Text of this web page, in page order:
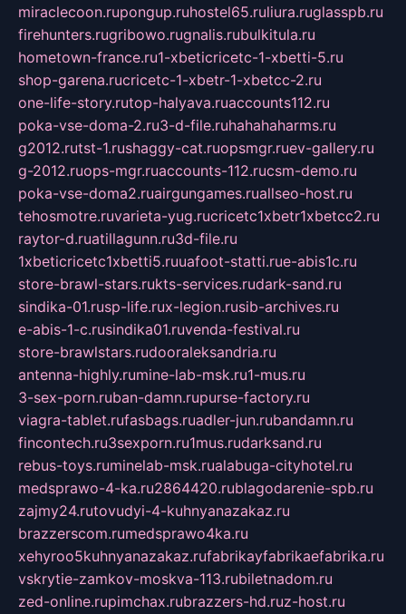
miraclecoon.rupongup.ruhostel65.ruliura.ruglasspb.ru
firehunters.rugribowo.rugnalis.rubulkitula.ru
hometown-france.ru1-xbeticricetc-1-xbetti-5.ru
shop-garena.rucricetc-1-xbetr-1-xbetcc-2.ru
one-life-story.rutop-halyava.ruaccounts112.ru
poka-vse-doma-2.ru3-d-file.ruhahahaharms.ru
g2012.rutst-1.rushaggy-cat.ruopsmgr.ruev-gallery.ru
g-2012.ruops-mgr.ruaccounts-112.rucsm-demo.ru
poka-vse-doma2.ruairgungames.ruallseo-host.ru
tehosmotre.ruvarieta-yug.rucricetc1xbetr1xbetcc2.ru
raytor-d.ruatillagunn.ru3d-file.ru
1xbeticricetc1xbetti5.ruuafoot-statti.rue-abis1c.ru
store-brawl-stars.rukts-services.rudark-sand.ru
sindika-01.rusp-life.rux-legion.rusib-archives.ru
e-abis-1-c.rusindika01.ruvenda-festival.ru
store-brawlstars.rudooraleksandria.ru
antenna-highly.rumine-lab-msk.ru1-mus.ru
3-sex-porn.ruban-damn.rupurse-factory.ru
viagra-tablet.rufasbags.ruadler-jun.rubandamn.ru
fincontech.ru3sexporn.ru1mus.rudarksand.ru
rebus-toys.ruminelab-msk.rualabuga-cityhotel.ru
medsprawo-4-ka.ru2864420.rublagodarenie-spb.ru
zajmy24.rutovudyi-4-kuhnyanazakaz.ru
brazzerscom.rumedsprawo4ka.ru
xehyroo5kuhnyanazakaz.rufabrikayfabrikaefabrika.ru
vskrytie-zamkov-moskva-113.rubiletnadom.ru
zed-online.rupimchax.rubrazzers-hd.ruz-host.ru